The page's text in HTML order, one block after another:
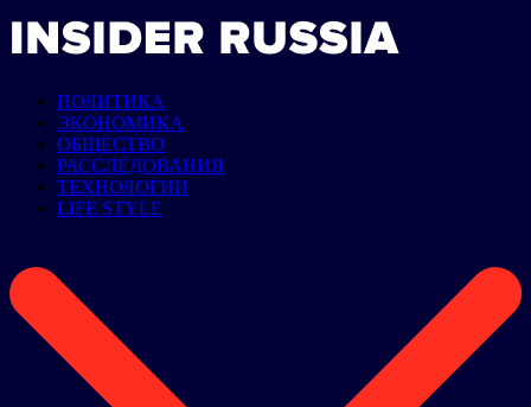
ПОЛИТИКА
ЭКОНОМИКА
ОБЩЕСТВО
РАССЛЕДОВАНИЯ
ТЕХНОЛОГИИ
LIFE STYLE